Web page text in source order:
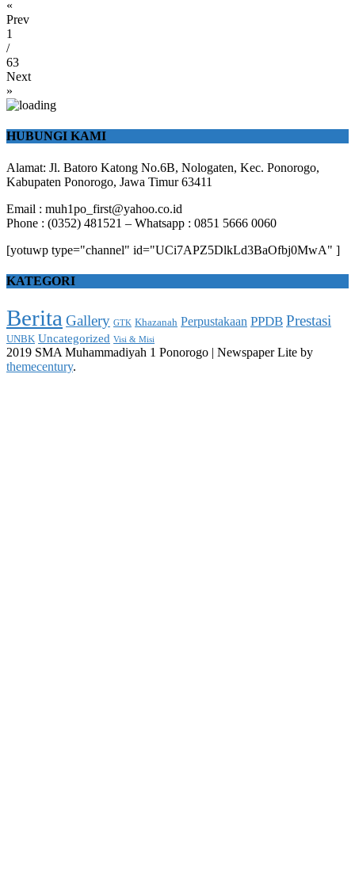
«
Prev
1
/
63
Next
»
HUBUNGI KAMI
Alamat: Jl. Batoro Katong No.6B, Nologaten, Kec. Ponorogo,
Kabupaten Ponorogo, Jawa Timur 63411
Email : muh1po_first@yahoo.co.id
Phone : (0352) 481521 – Whatsapp : 0851 5666 0060
[yotuwp type="channel" id="UCi7APZ5DlkLd3BaOfbj0MwA" ]
KATEGORI
Berita Gallery GTK Khazanah Perpustakaan PPDB Prestasi
UNBK Uncategorized Visi & Misi
2019 SMA Muhammadiyah 1 Ponorogo | Newspaper Lite by
themecentury.